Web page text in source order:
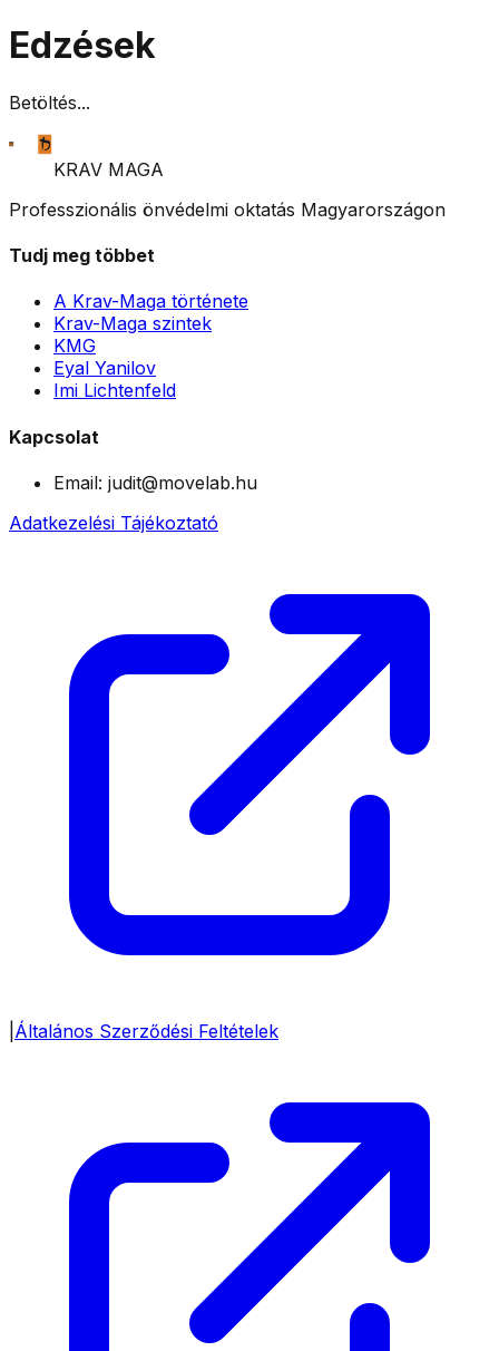
Edzések
Betöltés...
KRAV MAGA
Professzionális önvédelmi oktatás Magyarországon
Tudj meg többet
A Krav-Maga története
Krav-Maga szintek
KMG
Eyal Yanilov
Imi Lichtenfeld
Kapcsolat
Email: judit@movelab.hu
Adatkezelési Tájékoztató
Általános Szerződési Feltételek